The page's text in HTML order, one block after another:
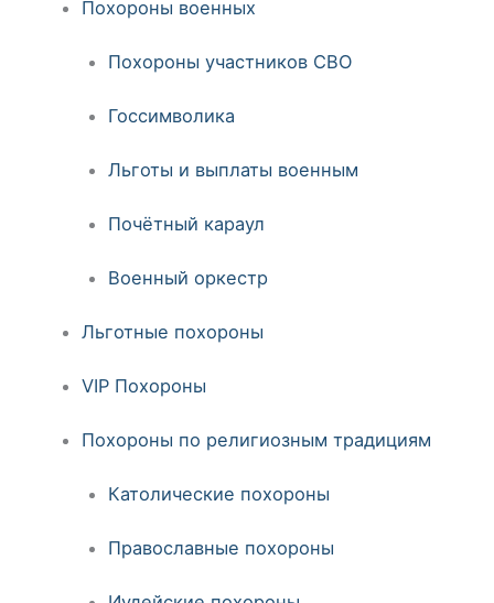
Похороны военных
Похороны участников СВО
Госсимволика
Льготы и выплаты военным
Почётный караул
Военный оркестр
Льготные похороны
VIP Похороны
Похороны по религиозным традициям
Католические похороны
Православные похороны